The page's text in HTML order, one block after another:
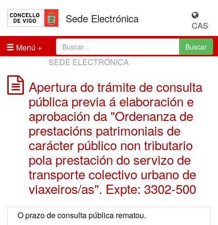
Sede Electrónica
CAS
Menú
Buscar
SEDE ELECTRÓNICA
Apertura do trámite de consulta
pública previa á elaboración e
aprobación da "Ordenanza de
prestacións patrimoniais de
carácter público non tributario
pola prestación do servizo de
transporte colectivo urbano de
viaxeiros/as". Expte: 3302-500
O prazo de consulta pública rematou.